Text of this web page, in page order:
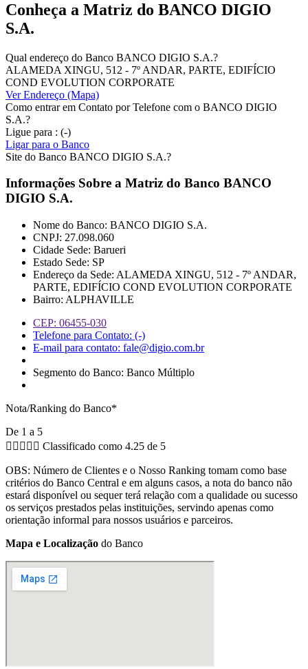
Conheça a Matriz do BANCO DIGIO
S.A.
Qual endereço do Banco BANCO DIGIO S.A.?
ALAMEDA XINGU, 512 - 7º ANDAR, PARTE, EDIFÍCIO
COND EVOLUTION CORPORATE
Ver Endereço (Mapa)
Como entrar em Contato por Telefone com o BANCO DIGIO
S.A.?
Ligue para : (-)
Ligar para o Banco
Site do Banco BANCO DIGIO S.A.?
Informações Sobre a Matriz do Banco BANCO
DIGIO S.A.
Nome do Banco: BANCO DIGIO S.A.
CNPJ: 27.098.060
Cidade Sede: Barueri
Estado Sede: SP
Endereço da Sede: ALAMEDA XINGU, 512 - 7º ANDAR,
PARTE, EDIFÍCIO COND EVOLUTION CORPORATE
Bairro: ALPHAVILLE
CEP: 06455-030
Telefone para Contato: (-)
E-mail para contato: fale@digio.com.br
Segmento do Banco: Banco Múltiplo
Nota/Ranking do Banco*
De 1 a 5
     Classificado como 4.25 de 5
OBS: Número de Clientes e o Nosso Ranking tomam como base
critérios do Banco Central e em alguns casos, a nota do banco não
estará disponível ou sequer terá relação com a qualidade ou sucesso
os serviços prestados pelas instituições, servindo apenas como
orientação informal para nossos usuários e parceiros.
Mapa e Localização do Banco